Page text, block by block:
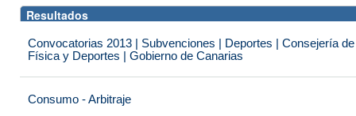
Resultados
Convocatorias 2013 | Subvenciones | Deportes | Consejería
Física y Deportes | Gobierno de Canarias
Consumo - Arbitraje